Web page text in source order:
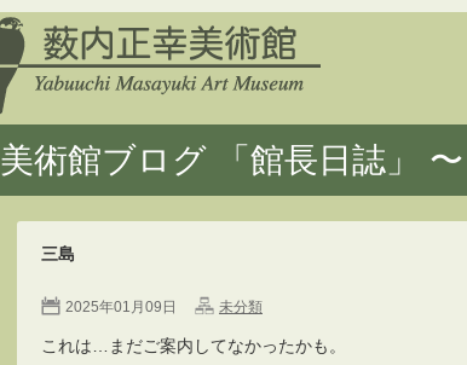
美術館ブログ 「館長日誌」
三島
2025年01月09日 未分類
これは…まだご案内してなかったかも。